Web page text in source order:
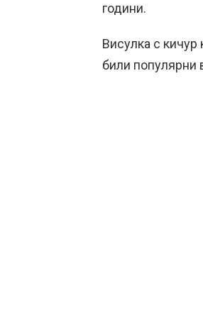
години.
Висулка с
били популярни